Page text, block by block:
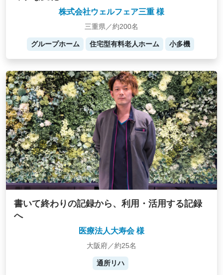
株式会社ウェルフェア三重 様
三重県／約200名
グループホーム 住宅型有料老人ホーム 小多機
書いて終わりの記録から、利用・活用する記録
へ
医療法人大寿会 様
大阪府／約25名
通所リハ